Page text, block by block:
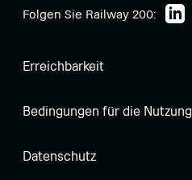
Folgen Sie Railway 200:
Erreichbarkeit
Bedingungen für die Nutzung
Datenschutz